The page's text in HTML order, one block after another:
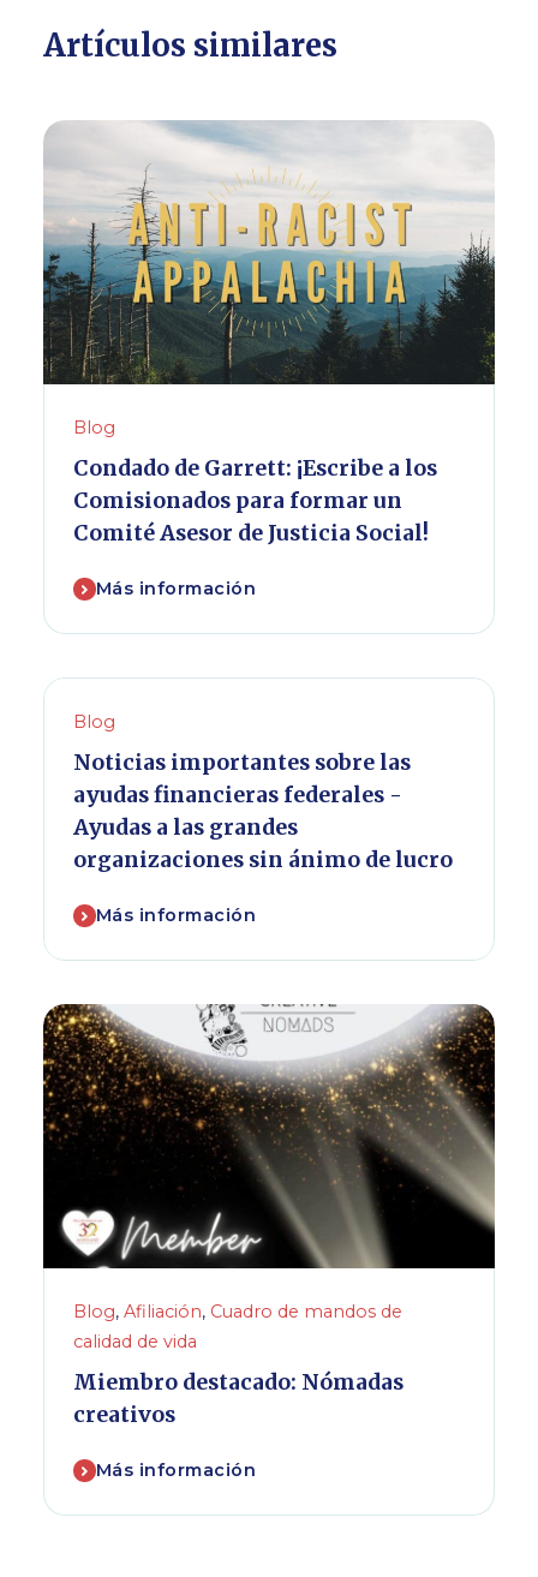
Artículos similares
Blog
Condado de Garrett: ¡Escribe a los
Comisionados para formar un
Comité Asesor de Justicia Social!
Más información
Blog
Noticias importantes sobre las
ayudas financieras federales -
Ayudas a las grandes
organizaciones sin ánimo de lucro
Más información
Blog, Afiliación, Cuadro de mandos de
calidad de vida
Miembro destacado: Nómadas
creativos
Más información